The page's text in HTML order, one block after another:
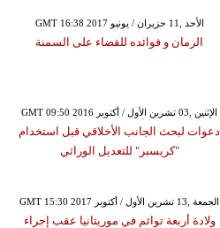
GMT 16:38 2017 الأحد ,11 حزيران / يونيو
الرمان و فوائده للقضاء على السمنة
GMT 09:50 2016 الإثنين ,03 تشرين الأول / أكتوبر
دعوات لبحث الجانب الأخلاقي قبل استخدام
"كريسبر" للتعديل الوراثي
GMT 15:30 2017 الجمعة ,13 تشرين الأول / أكتوبر
ولادة أربعة توائم في موريتانيا عقب إجراء